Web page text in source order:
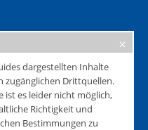
dargestellten Inhalte
zugänglichen Drittquellen.
ist es leider nicht möglich,
Richtigkeit und
Bestimmungen zu